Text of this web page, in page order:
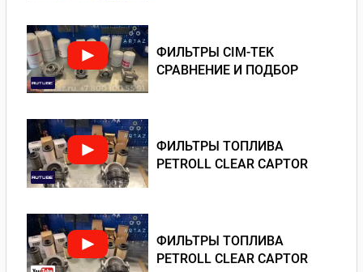
ФИЛЬТРЫ CIM-TEK
СРАВНЕНИЕ И ПОДБОР
ФИЛЬТРЫ ТОПЛИВА
PETROLL CLEAR CAPTOR
ФИЛЬТРЫ ТОПЛИВА
PETROLL CLEAR CAPTOR